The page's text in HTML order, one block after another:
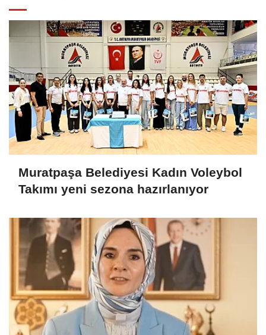
Muratpaşa Belediyesi Kadın Voleybol
Takımı yeni sezona hazırlanıyor